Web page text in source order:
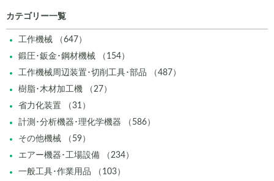
カテゴリー一覧
工作機械 （647）
鍛圧･鈑金･鋼材機械 （154）
工作機械周辺装置･切削工具･部品 （487）
樹脂･木材加工機 （27）
省力化装置 （31）
計測･分析機器･理化学機器 （586）
その他機械 （59）
エアー機器･工場設備 （234）
一般工具･作業用品 （103）